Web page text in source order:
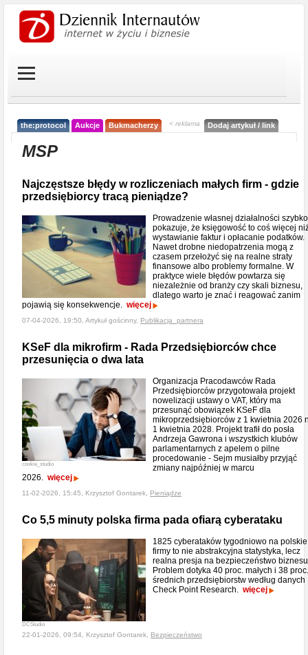
the:protocol Aukcje Bukmacherzy < reklama Dodaj artykuł / link
MSP
Najczęstsze błędy w rozliczeniach małych firm - gdzie
przedsiębiorcy tracą pieniądze?
Prowadzenie własnej działalności szybko
pokazuje, że księgowość to coś więcej
wystawianie faktur i opłacanie podatków.
Nawet drobne niedopatrzenia mogą z
czasem przełożyć się na realne straty
finansowe albo problemy formalne. W
praktyce wiele błędów powtarza się
niezależnie od branży czy skali biznesu,
dlatego warto je znać i reagować zanim
pojawią się konsekwencje. więcej
07-04-2026, 19:50, Artykuł gościnny, Publikacja_partnera
KSeF dla mikrofirm - Rada Przedsiębiorców chce
przesunięcia o dwa lata
cookie_studio
Organizacja Pracodawców Rada
Przedsiębiorców przygotowała projekt
nowelizacji ustawy o VAT, który ma
przesunąć obowiązek KSeF dla
mikroprzedsiębiorców z 1 kwietnia 2026
1 kwietnia 2028. Projekt trafił do posła
Andrzeja Gawrona i wszystkich klubów
parlamentarnych z apelem o pilne
procedowanie - Sejm musiałby przyjąć
zmiany najpóźniej w marcu
2026. więcej
11-02-2026, 15:45, Krzysztof Gontarek, Pieniądze
Co 5,5 minuty polska firma pada ofiarą cyberataku
DCStudio
1825 cyberataków tygodniowo na polskie
firmy to nie abstrakcyjna statystyka, lecz
realna presja na bezpieczeństwo
Problem dotyka 40 proc. małych i 38 proc.
średnich przedsiębiorstw według danych
Check Point Research. więcej
22-01-2026, 09:54, Krzysztof Gontarek, Bezpieczeństwo